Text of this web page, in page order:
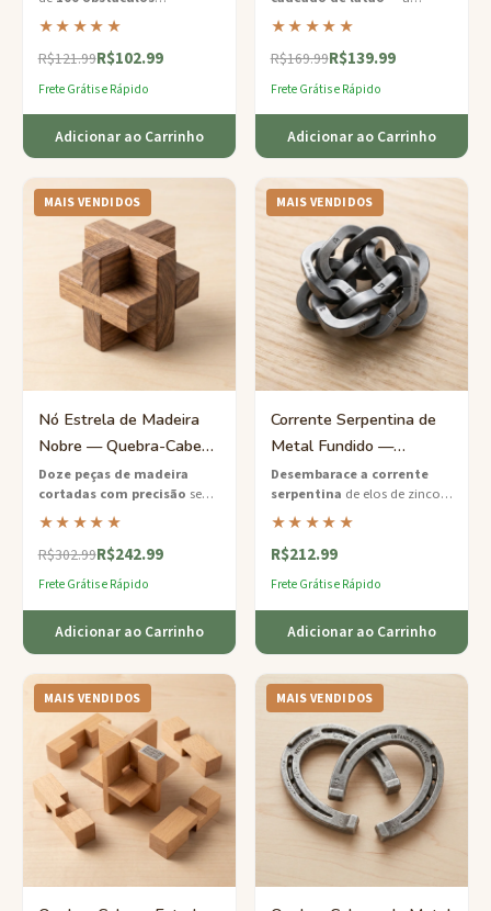
tortuosos
dentro desta esfera
labiríntica 3D transparente.
★★★★★
R$121.99R$102.99
Frete Grátis e Rápido
Adicionar ao Carrinho
combinação está escondida à
vista se você souber onde
procurar.
★★★★★
R$169.99R$139.99
Frete Grátis e Rápido
Adicionar ao Carrinho
MAIS VENDIDOS
Nó Estrela de Madeira
Nobre — Quebra-Cabeça
Difícil de 12 Peças
Doze peças de madeira
cortadas com precisão se
entrelaçam em uma
impressionante forma de
estrela — desmonte se tiver
verdadeiro desafio de
remontar.
★★★★★
R$302.99R$242.99
Frete Grátis e Rápido
Adicionar ao Carrinho
MAIS VENDIDOS
Corrente Serpentina de
Metal Fundido —
Quebra-Cabeça Difícil de
Movimento Sequencial
Desembarace a corrente
serpentina de elos de zinco
fundido interligados — um
quebra-cabeça metálico
satisfatório que exige
★★★★★
R$212.99
Frete Grátis e Rápido
Adicionar ao Carrinho
MAIS VENDIDOS MAIS VENDIDOS